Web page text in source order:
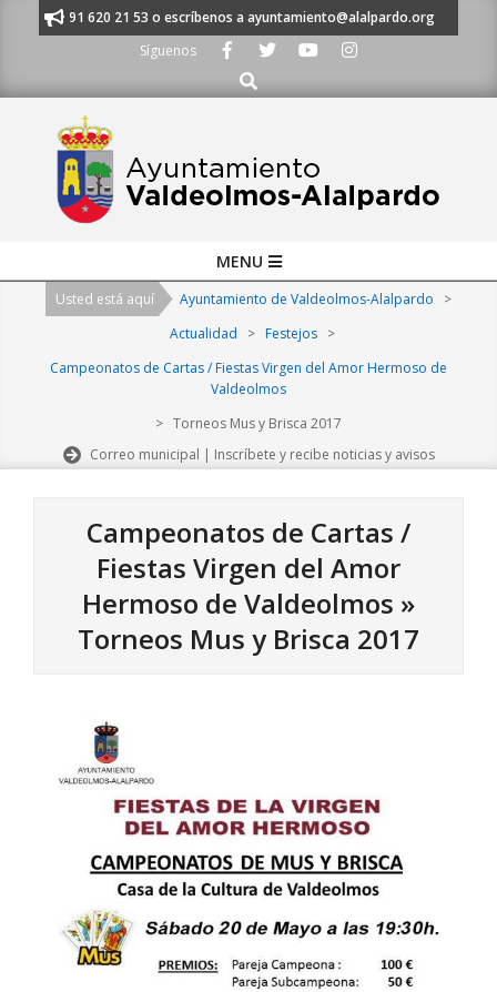
al 91 620 21 53 o escríbenos a ayuntamiento@alalpardo.org
Síguenos
Buscar
Navigation
MENU
Usted está aquí Ayuntamiento de Valdeolmos-Alalpardo
>
Actualidad
> Festejos
>
Campeonatos de Cartas / Fiestas Virgen del Amor Hermoso de
Valdeolmos
> Torneos Mus y Brisca 2017
Correo municipal | Inscríbete y recibe noticias y avisos
Campeonatos de Cartas /
Fiestas Virgen del Amor
Hermoso de Valdeolmos »
Torneos Mus y Brisca 2017